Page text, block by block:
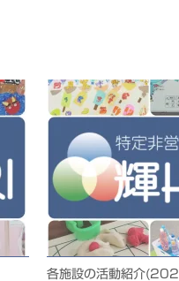
各施設の活動紹介